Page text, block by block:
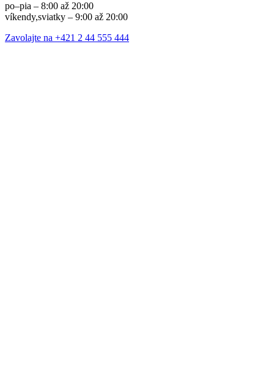
po–pia – 8:00 až 20:00
víkendy,sviatky – 9:00 až 20:00
Zavolajte na +421 2 44 555 444